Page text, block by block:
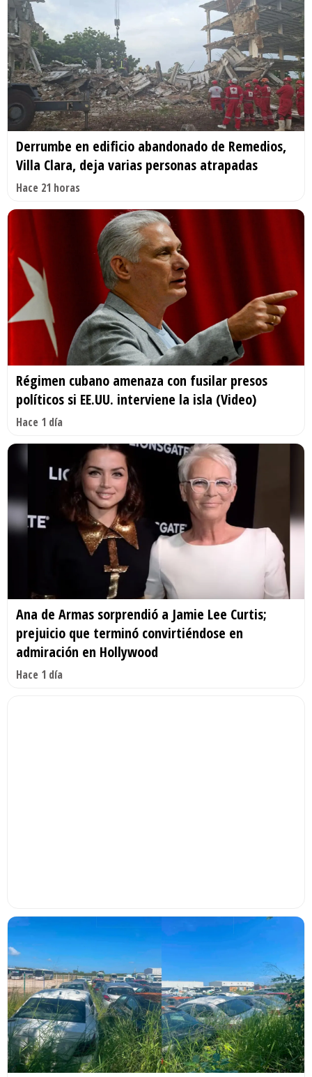
Derrumbe en edificio abandonado de Remedios,
Villa Clara, deja varias personas atrapadas
Hace 21 horas
Régimen cubano amenaza con fusilar presos
políticos si EE.UU. interviene la isla (Video)
Hace 1 día
Ana de Armas sorprendió a Jamie Lee Curtis;
prejuicio que terminó convirtiéndose en
admiración en Hollywood
Hace 1 día